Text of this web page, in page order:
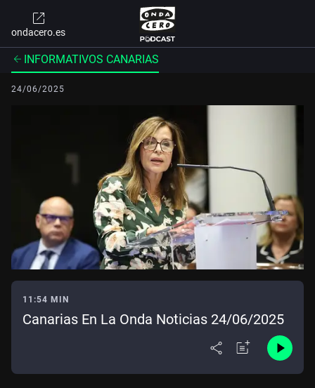
ondacero.es
INFORMATIVOS CANARIAS
24/06/2025
11:54 MIN
Canarias En La Onda Noticias 24/06/2025